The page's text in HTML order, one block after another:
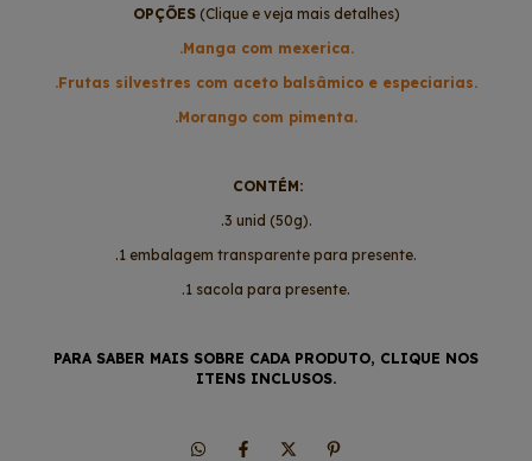
OPÇÕES(Clique e veja mais detalhes)
.Manga com mexerica.
.Frutas silvestres com aceto balsâmico e especiarias.
.Morango com pimenta.
CONTÉM:
.3 unid (50g).
.1 embalagem transparente para presente.
.1 sacola para presente.
PARA SABER MAIS SOBRE CADA PRODUTO, CLIQUE NOS
ITENS INCLUSOS.